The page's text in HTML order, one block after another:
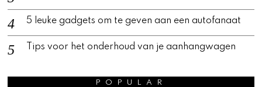
5 leuke gadgets om te geven aan een autofanaat
Tips voor het onderhoud van je aanhangwagen
POPULAR